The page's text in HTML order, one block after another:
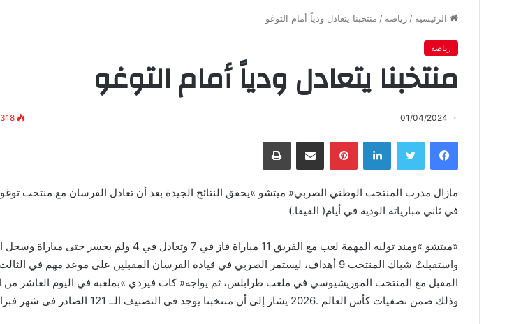
الرئيسية / رياضة / منتخبنا يتعادل ودياً أمام التوغو
رياضة
منتخبنا يتعادل ودياً أمام التوغو
01/04/2024
318
فيسبوك تويتر لينكدإن بينتيريست مشاركة عبر البريد طباعة
‬في‭ ‬ثاني‭ ‬مبارياته‭ ‬الودية‭ ‬في‭ ‬أيام‭ )‬الفيفا‭(.‬
‬وذلك‭ ‬ضمن‭ ‬تصفيات‭ ‬كأس‭ ‬العالم‭ ‬2026‭. ‬يشار‭ ‬إلى‭ ‬أن‭ ‬منتخبنا‭ ‬يوجد‭ ‬في‭ ‬التصنيف‭ ‬الــ‭ ‬121‭ ‬الصادر‭ ‬في‭ ‬شهر‭ ‬فبراير‭ ‬الماضي